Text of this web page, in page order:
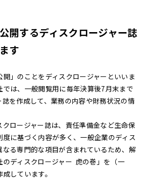
開するディスクロージャー誌
す
開」のことをディスクロージャーといいま
は、一般閲覧用に毎年決算後7月末まで
を作成して、業務の内容や財務状況の情
ロージャー誌は、責任準備金など生命保
に基づく内容が多く、一般企業のディス
なる専門的な項目が含まれているため、解
のディスクロージャー 虎の巻」を（一
しています。